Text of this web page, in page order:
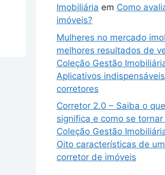
Imobiliária em Como
imóveis?
Mulheres no mercado
melhores resultados de
Coleção Gestão
Aplicativos
corretores
Corretor 2.0 – Saiba o que
significa e como se
Coleção Gestão
Oito características de
corretor de imóveis